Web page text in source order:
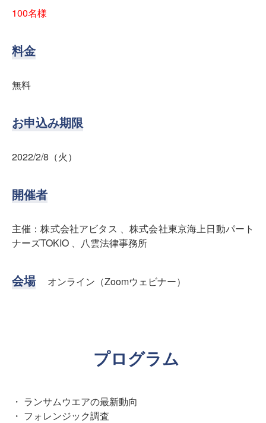
100名様
料金
無料
お申込み期限
2022/2/8（火）
開催者
主催：株式会社アビタス 、株式会社東京海上日動パート
ナーズTOKIO 、八雲法律事務所
会場オンライン（Zoomウェビナー）
プログラム
・ ランサムウエアの最新動向
・ フォレンジック調査